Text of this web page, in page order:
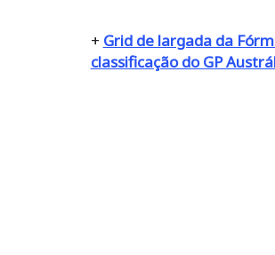
+ Grid de largada da
classificação do GP